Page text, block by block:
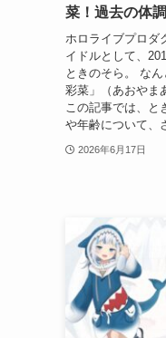
菜！過去の体
ホロライブプロダ
イドルとして、
ときのそら。 な
彩菜」（あおやま
この記事では、と
や年齢について、
2026年6月17日